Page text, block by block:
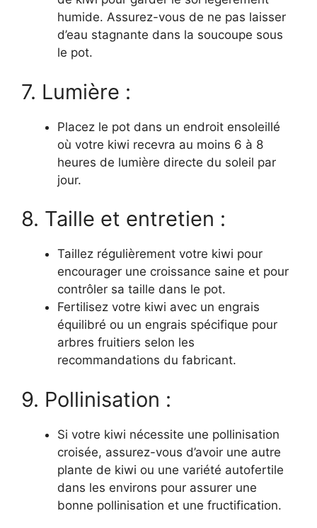
humide. Assurez-vous de ne pas laisser
d’eau stagnante dans la soucoupe sous
le pot.
7. Lumière :
Placez le pot dans un endroit ensoleillé
où votre kiwi recevra au moins 6 à 8
heures de lumière directe du soleil par
jour.
8. Taille et entretien :
Taillez régulièrement votre kiwi pour
encourager une croissance saine et pour
contrôler sa taille dans le pot.
Fertilisez votre kiwi avec un engrais
équilibré ou un engrais spécifique pour
arbres fruitiers selon les
recommandations du fabricant.
9. Pollinisation :
Si votre kiwi nécessite une pollinisation
croisée, assurez-vous d’avoir une autre
plante de kiwi ou une variété autofertile
dans les environs pour assurer une
bonne pollinisation et une fructification.